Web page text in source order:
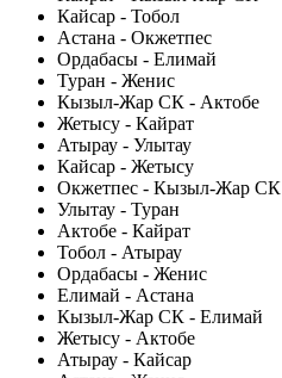
Кайсар - Тобол
Астана - Окжетпес
Ордабасы - Елимай
Туран - Женис
Кызыл-Жар СК - Актобе
Жетысу - Кайрат
Атырау - Улытау
Кайсар - Жетысу
Окжетпес - Кызыл-Жар СК
Улытау - Туран
Актобе - Кайрат
Тобол - Атырау
Ордабасы - Женис
Елимай - Астана
Кызыл-Жар СК - Елимай
Жетысу - Актобе
Атырау - Кайсар